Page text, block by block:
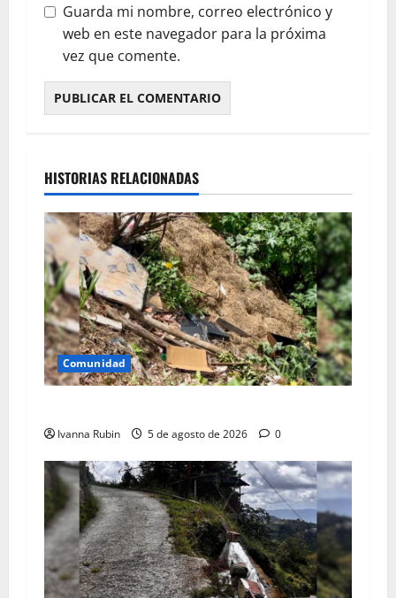
Guarda mi nombre, correo electrónico y
web en este navegador para la próxima
vez que comente.
HISTORIAS RELACIONADAS
Comunidad
Ivanna Rubin 5 de agosto de 2026 0